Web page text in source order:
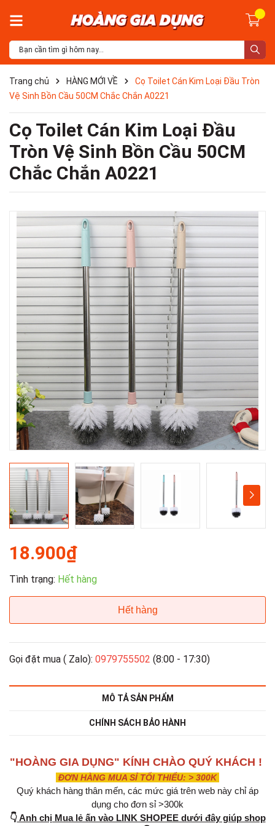
Trang chủ HÀNG MỚI VỀ
Cọ Toilet Cán Kim Loại Đầu Tròn
Vệ Sinh Bồn Cầu 50CM Chắc Chắn A0221
Cọ Toilet Cán Kim Loại Đầu
Tròn Vệ Sinh Bồn Cầu 50CM
Chắc Chắn A0221
18.900₫
Tình trạng: Hết hàng
Hết hàng
Gọi đặt mua ( Zalo): 0979755502 (8:00 - 17:30)
MÔ TẢ SẢN PHẨM
CHÍNH SÁCH BẢO HÀNH
"HOÀNG GIA DỤNG" KÍNH CHÀO QUÝ KHÁCH !
ĐƠN HÀNG MUA SỈ TỐI THIỂU: > 300K
Quý khách hàng thân mến, các mức giá trên web này chỉ áp
dụng cho đơn sỉ >300k
👇Anh chị Mua lẻ ấn vào LINK SHOPEE dưới đây giúp shop